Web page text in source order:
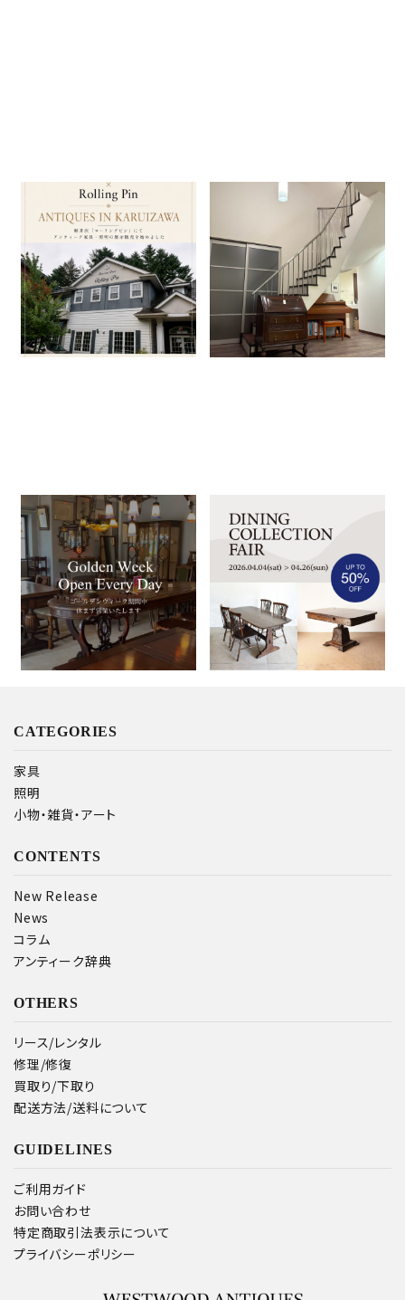
軽井沢「Rolling Pin」にてア
ンティーク家具・ランプの展示
販売をスタートしました
2026.08.07
Column News
納品事例（ビューロー）
Column 納品事例
ゴールデンウィーク期間中の
営業について
2026.04.28
Column News
ダイニングコレクションフェア
のご案内
2026.04.03
CATEGORIES
家具
照明
小物・雑貨・アート
CONTENTS
New Release
News
コラム
アンティーク辞典
OTHERS
リース/レンタル
修理/修復
買取り/下取り
配送方法/送料について
GUIDELINES
ご利用ガイド
お問い合わせ
特定商取引法表示について
プライバシーポリシー